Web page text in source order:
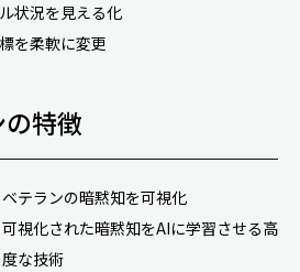
状況を見える化
を柔軟に変更
特徴
ベテランの暗黙知を可視化
可視化された暗黙知をAIに学習させる高
度な技術